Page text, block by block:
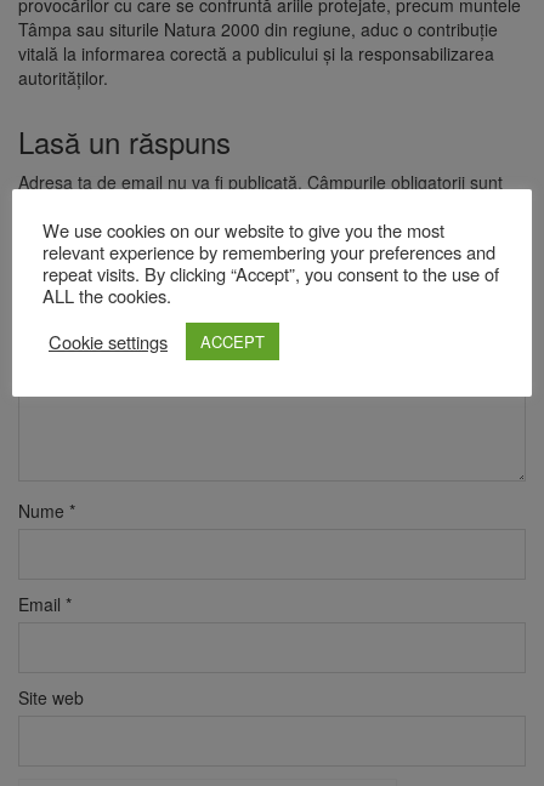
Tâmpa sau siturile Natura 2000 din regiune, aduc o contribuție
vitală la informarea corectă a publicului și la responsabilizarea
autorităților.
Lasă un răspuns
Adresa ta de email nu va fi publicată. Câmpurile obligatorii sunt
Comentariu*
Nume *
Email *
Site web
We use cookies on our website to give you the most
relevant experience by remembering your preferences and
repeat visits. By clicking “Accept”, you consent to the use of
ALL the cookies.
Cookie settings
ACCEPT